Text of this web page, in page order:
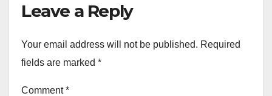
Leave a Reply
Your email address will not be published. Required
fields are marked *
Comment*